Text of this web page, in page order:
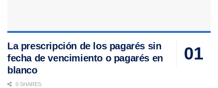
La prescripción de los pagarés sin
fecha de vencimiento o pagarés en
blanco
0 SHARES